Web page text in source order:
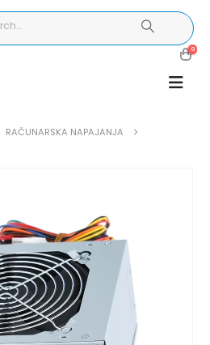
0
RAČUNARSKA NAPAJANJA